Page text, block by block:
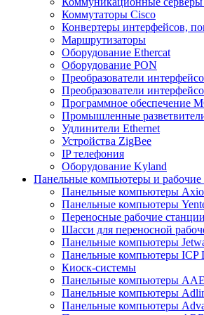
Коммутаторы Cisco
Конвертеры интерфейсов,
Маршрутизаторы
Оборудование Ethercat
Оборудование PON
Преобразователи
Преобразователи
Программное обеспечение
Промышленные
Удлинители Ethernet
Устройства ZigBee
IP телефония
Оборудование Kyland
Панельные компьютеры и рабочие
Панельные компьютеры
Панельные компьютеры
Переносные рабочие станции
Шасси для переносной
Панельные компьютеры
Панельные компьютеры ICP
Киоск-системы
Панельные компьютеры
Панельные компьютеры
Панельные компьютеры